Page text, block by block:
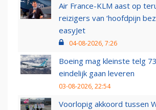
Air France-KLM aast op
reizigers van ‘hoofdpijn
easyJet
04-08-2026, 7:26
Boeing mag kleinste telg
eindelijk gaan leveren
03-08-2026, 22:54
Voorlopig akkoord tussen